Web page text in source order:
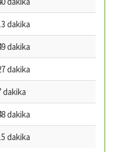
dakika
dakika
dakika
dakika
dakika
dakika